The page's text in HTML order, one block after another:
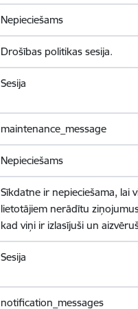
Nepieciešams
Drošības politikas sesija.
Sesija
maintenance_message
Nepieciešams
Sīkdatne ir nepieciešama, lai
lietotājiem nerādītu
kad viņi ir izlasījuši un
Sesija
notification_messages